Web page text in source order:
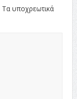
Τα υποχρεωτικά